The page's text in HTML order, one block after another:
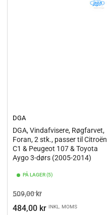
DGA
DGA, Vindafvisere, Røgfarvet,
Foran, 2 stk., passer til Citroën
C1 & Peugeot 107 & Toyota
Aygo 3-dørs (2005-2014)
PÅ LAGER (5)
Vejl.pris
509,00 krTilbudspris
484,00 kr INKL. MOMS